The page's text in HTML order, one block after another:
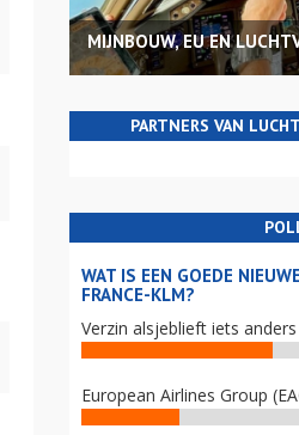
MIJNBOUW, EU EN
PARTNERS VAN
WAT IS EEN GOEDE
FRANCE-KLM?
Verzin alsjeblieft iets anders
European Airlines Group